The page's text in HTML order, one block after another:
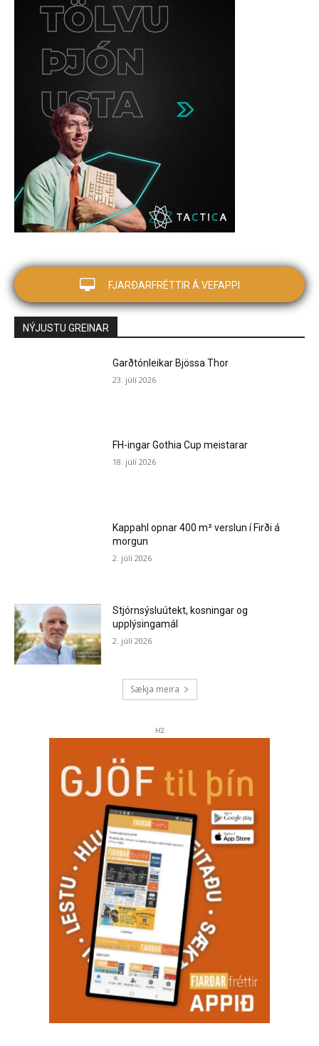
FJARÐARFRÉTTIR Á VEFAPPI
NÝJUSTU GREINAR
Garðtónleikar Bjössa Thor
23. júlí 2026
FH-ingar Gothia Cup meistarar
18. júlí 2026
Kappahl opnar 400 m² verslun í Firði á
morgun
2. júlí 2026
Stjórnsýsluútekt, kosningar og
upplýsingamál
2. júlí 2026
Sækja meira
H2